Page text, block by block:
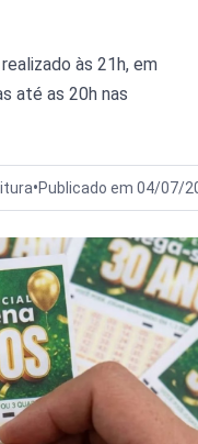
às 21h, em
até as 20h nas
•Publicado em 04/07/